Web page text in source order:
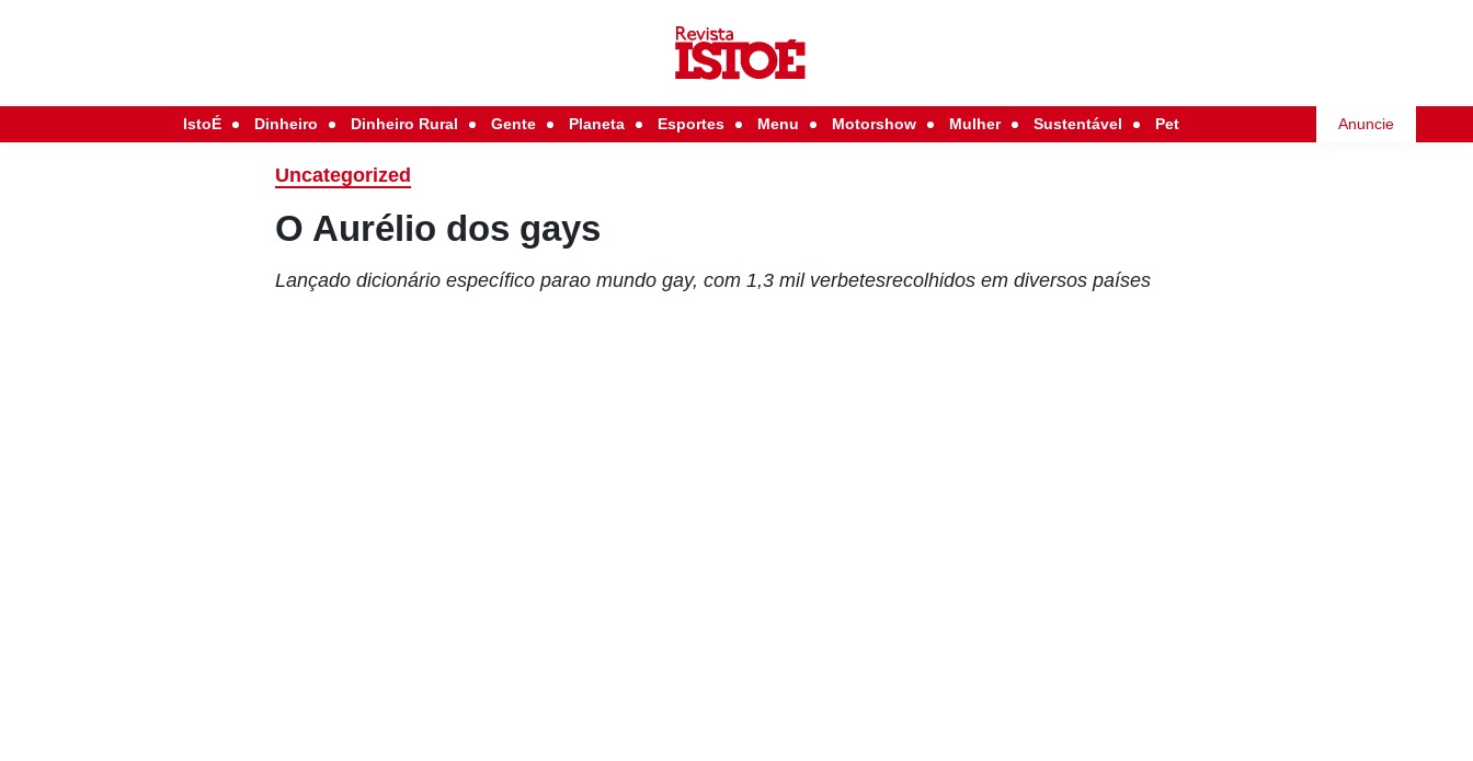
IstoÉ Dinheiro Dinheiro Rural Gente Planeta Esportes Menu Motorshow Mulher Sustentável Pet Anuncie
Uncategorized
O Aurélio dos gays
Lançado dicionário específico parao mundo gay, com 1,3 mil verbetesrecolhidos em diversos países